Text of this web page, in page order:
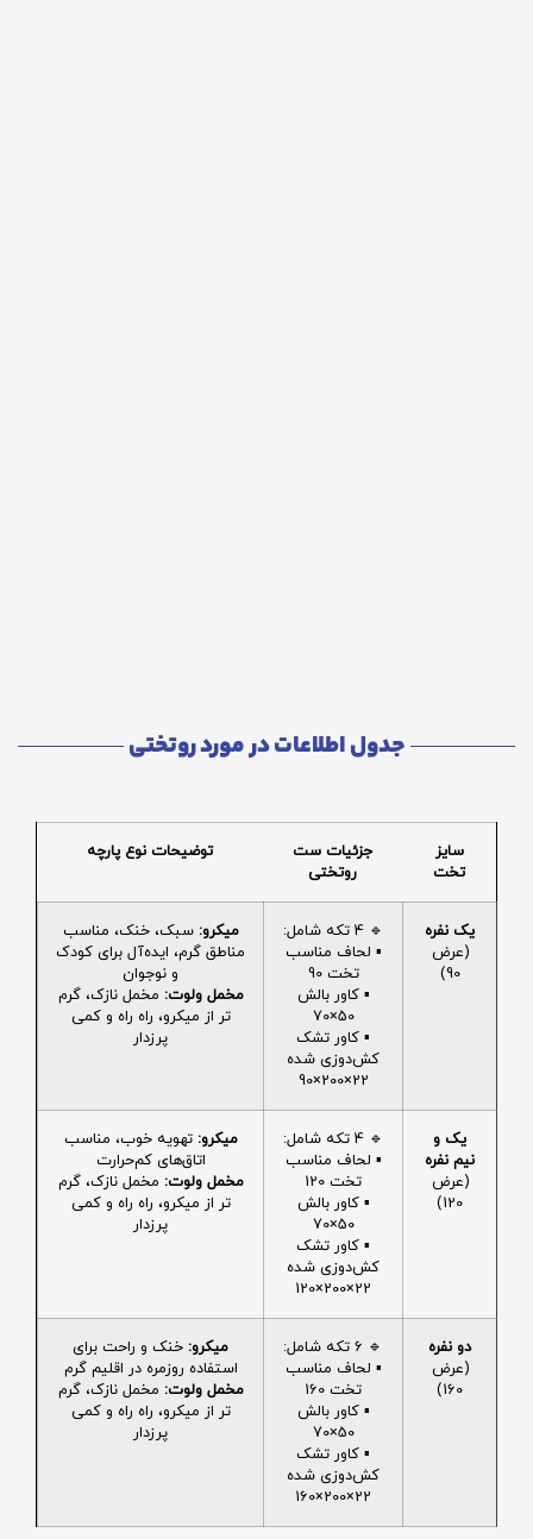
جدول اطلاعات در مورد روتختی
سایز
تخت
جزئیات ست
روتختی
توضیحات نوع پارچه
یک نفره
(عرض
90)
🔹 4 تکه شامل:
▪️ لحاف مناسب
تخت 90
▪️ کاور بالش
50×70
▪️ کاور تشک
کش‌دوزی شده
22×200×90
میکرو: سبک، خنک، مناسب
مناطق گرم، ایده‌آل برای کودک
و نوجوان
مخمل ولوت: مخمل نازک، گرم
تر از میکرو، راه راه و کمی
پرزدار
یک و
نیم نفره
(عرض
120)
🔹 4 تکه شامل:
▪️ لحاف مناسب
تخت 120
▪️ کاور بالش
50×70
▪️ کاور تشک
کش‌دوزی شده
22×200×120
میکرو: تهویه خوب، مناسب
اتاق‌های کم‌حرارت
مخمل ولوت: مخمل نازک، گرم
تر از میکرو، راه راه و کمی
پرزدار
دو نفره
(عرض
160)
🔹 6 تکه شامل:
▪️ لحاف مناسب
تخت 160
▪️ کاور بالش
50×70
▪️ کاور تشک
کش‌دوزی شده
22×200×160
میکرو: خنک و راحت برای
استفاده روزمره در اقلیم گرم
مخمل ولوت: مخمل نازک، گرم
تر از میکرو، راه راه و کمی
پرزدار